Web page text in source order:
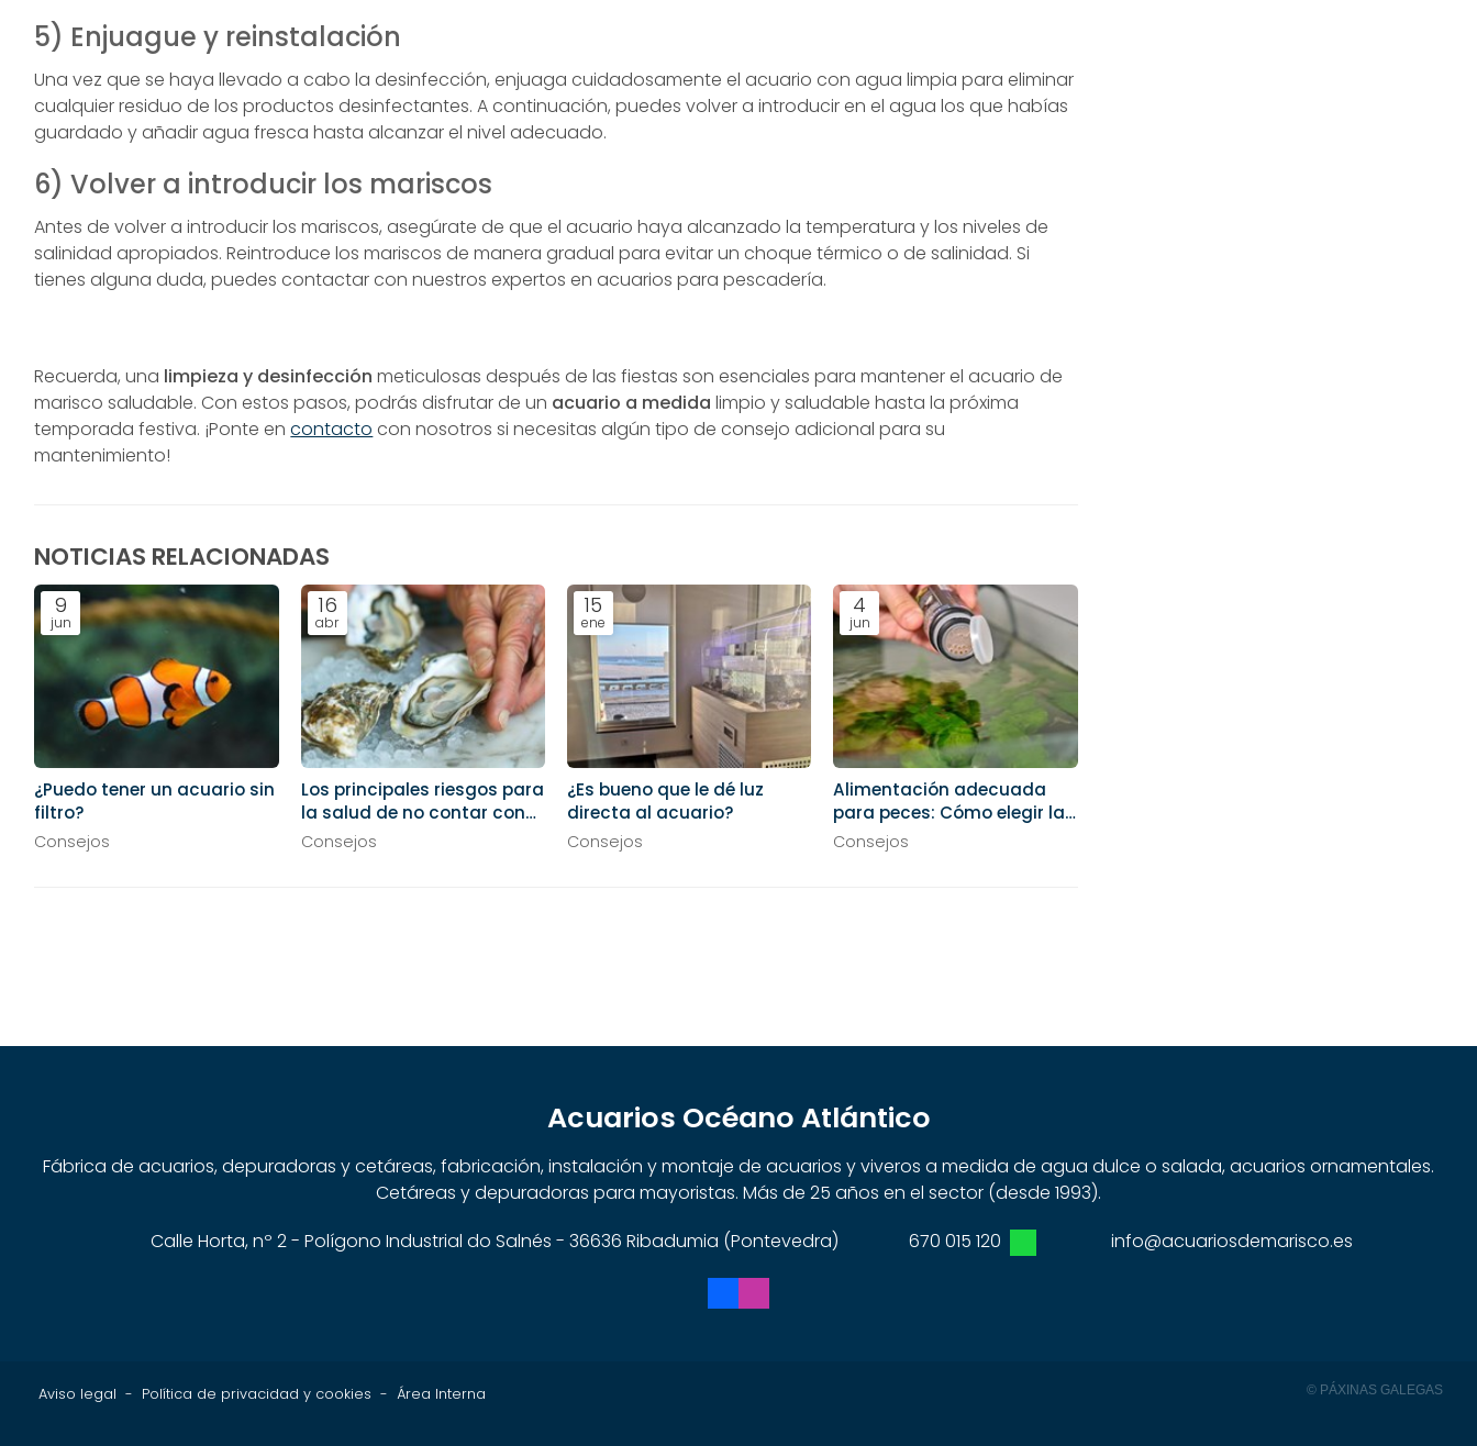
5) Enjuague y reinstalación
Una vez que se haya llevado a cabo la desinfección, enjuaga cuidadosamente el acuario con agua limpia para eliminar
cualquier residuo de los productos desinfectantes. A continuación, puedes volver a introducir en el agua los que habías
guardado y añadir agua fresca hasta alcanzar el nivel adecuado.
6) Volver a introducir los mariscos
Antes de volver a introducir los mariscos, asegúrate de que el acuario haya alcanzado la temperatura y los niveles de
salinidad apropiados. Reintroduce los mariscos de manera gradual para evitar un choque térmico o de salinidad. Si
tienes alguna duda, puedes contactar con nuestros expertos en acuarios para pescadería.
Recuerda, una limpieza y desinfección meticulosas después de las fiestas son esenciales para mantener el acuario de
marisco saludable. Con estos pasos, podrás disfrutar de un acuario a medida limpio y saludable hasta la próxima
temporada festiva. ¡Ponte encontacto con nosotros si necesitas algún tipo de consejo adicional para su
mantenimiento!
NOTICIAS RELACIONADAS
9
jun
¿Puedo tener un acuario sin
filtro?
Consejos
16
abr
Los principales riesgos para
la salud de no contar con
un buen sistema de
depuración de marisco
Consejos
15
ene
¿Es bueno que le dé luz
directa al acuario?
Consejos
4
jun
Alimentación adecuada
para peces: Cómo elegir la
dieta correcta para cada
especie
Consejos
Acuarios Océano Atlántico
Fábrica de acuarios, depuradoras y cetáreas, fabricación, instalación y montaje de acuarios y viveros a medida de agua dulce o salada, acuarios ornamentales.
Cetáreas y depuradoras para mayoristas. Más de 25 años en el sector (desde 1993).
Calle Horta, nº 2 - Polígono Industrial do Salnés - 36636 Ribadumia (Pontevedra)
670 015 120 info@acuariosdemarisco.es
Aviso legal - Política de privacidad y cookies - Área Interna © PÁXINAS GALEGAS